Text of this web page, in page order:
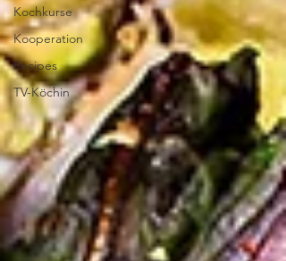
Kochkurse
Kooperation
Recipes
TV-Köchin